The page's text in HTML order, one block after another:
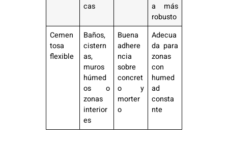
cas
a más
robusto
Cemen
tosa
flexible
Baños,
cistern
as,
muros
húmed
os o
zonas
interior
es
Buena
adhere
ncia
sobre
concret
o y
morter
o
Adecua
da para
zonas
con
humed
ad
consta
nte